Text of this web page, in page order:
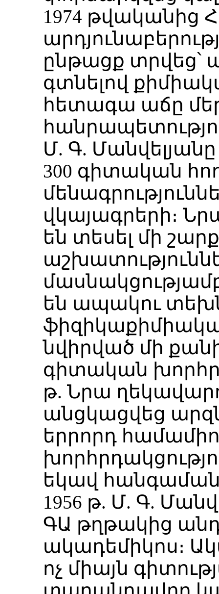
1974 թվականից
ընթացք
գտնելով
հետագա աճը
Մ. Գ.
300 գիտական
վկայագրերի։
են տեսել մի
են ապակու
նվիրված մի
գիտական
թ. Նրա
անցկացվեց
երրորդ
եկավ
1956 թ. Մ. Գ.
ԳԱ թղթակից
ակադեմիկոս։
ոչ միայն